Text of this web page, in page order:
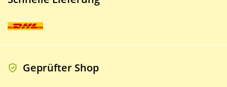
Geprüfter Shop